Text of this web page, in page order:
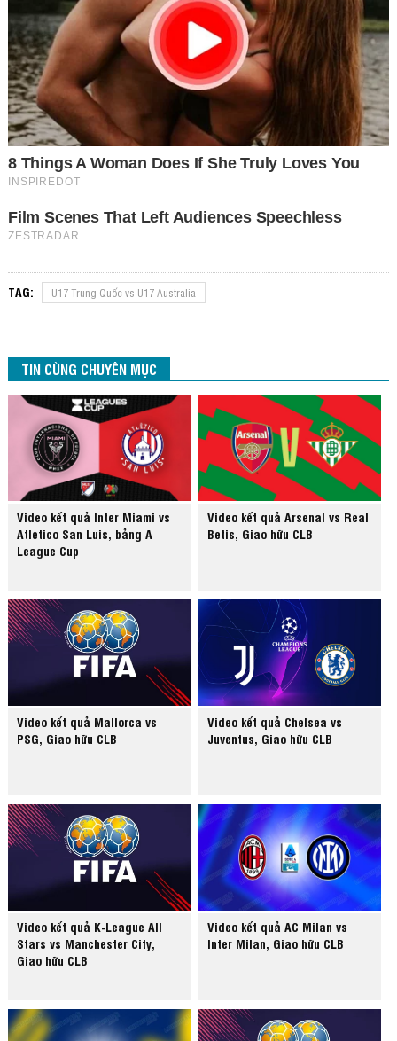
TAG: U17 Trung Quốc vs U17 Australia
TIN CÙNG CHUYÊN MỤC
Video kết quả Inter Miami vs
Atletico San Luis, bảng A
League Cup
Video kết quả Arsenal vs Real
Betis, Giao hữu CLB
Video kết quả Mallorca vs
PSG, Giao hữu CLB
Video kết quả Chelsea vs
Juventus, Giao hữu CLB
Video kết quả K-League All
Stars vs Manchester City,
Giao hữu CLB
Video kết quả AC Milan vs
Inter Milan, Giao hữu CLB